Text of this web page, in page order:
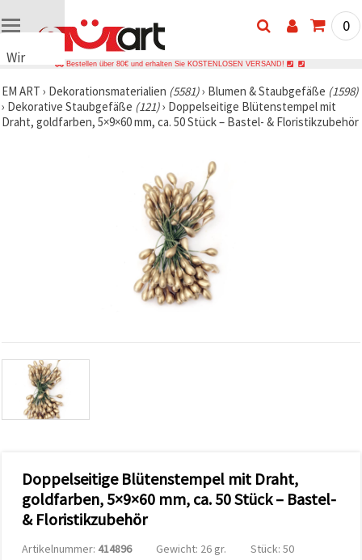
Wir
Cookies
🍪 Wir
verwenden
Datenverkehr
analysieren
sowie
relevantere
Unterstützung
Partner für
Analyse
Marketing.
0
Bestellen über 80€ und erhalten Sie KOSTENLOSEN VERSAND!
EM ART › Dekorationsmaterialien (5581)› Blumen & Staubgefäße (1598)
› Dekorative Staubgefäße (121)› Doppelseitige Blütenstempel mit
Draht, goldfarben, 5×9×60 mm, ca. 50 Stück – Bastel- & Floristikzubehör
Doppelseitige Blütenstempel mit Draht,
goldfarben, 5×9×60 mm, ca. 50 Stück – Bastel-
& Floristikzubehör
Artikelnummer: 414896 Gewicht: 26 gr.
Stück: 50